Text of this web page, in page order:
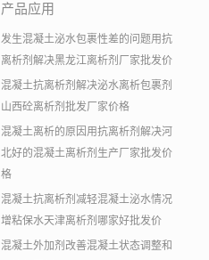
产品应用
发生混凝土泌水包裹性差的问题用抗
离析剂解决黑龙江离析剂厂家批发价
混凝土抗离析剂解决泌水离析包裹剂
山西砼离析剂批发厂家价格
混凝土离析的原因用抗离析剂解决河
北好的混凝土离析剂生产厂家批发价
格
混凝土抗离析剂减轻混凝土泌水情况
增粘保水天津离析剂哪家好批发价
混凝土外加剂改善混凝土状态调整和